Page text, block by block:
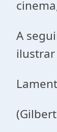
A